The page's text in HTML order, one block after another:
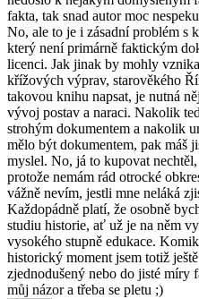
fakta, tak snad autor moc
No, ale to je i zásadní problém s
který není primárně faktickým
licenci. Jak jinak by mohly
křížových výprav, starověkého
takovou knihu napsat, je nutná
vývoj postav a naraci. Nakolik
strohým dokumentem a nakolik
mělo být dokumentem, pak máš
myslel. No, já to kupovat
protože nemám rád otrocké
vážně nevím, jestli mne neláká
Každopádně platí, že osobně
studiu historie, ať už je na něm
vysokého stupně edukace.
historický moment jsem totiž
zjednodušený nebo do jisté míry
můj názor a třeba se pletu ;)